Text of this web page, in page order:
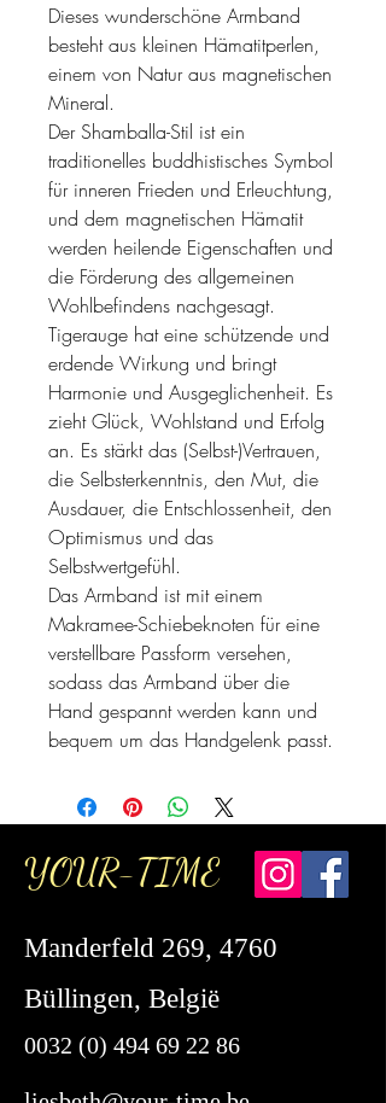
Dieses wunderschöne Armband
besteht aus kleinen Hämatitperlen,
einem von Natur aus magnetischen
Mineral.
Der Shamballa-Stil ist ein
traditionelles buddhistisches Symbol
für inneren Frieden und Erleuchtung,
und dem magnetischen Hämatit
werden heilende Eigenschaften und
die Förderung des allgemeinen
Wohlbefindens nachgesagt.
Tigerauge hat eine schützende und
erdende Wirkung und bringt
Harmonie und Ausgeglichenheit. Es
zieht Glück, Wohlstand und Erfolg
an. Es stärkt das (Selbst-)Vertrauen,
die Selbsterkenntnis, den Mut, die
Ausdauer, die Entschlossenheit, den
Optimismus und das
Selbstwertgefühl.
Das Armband ist mit einem
Makramee-Schiebeknoten für eine
verstellbare Passform versehen,
sodass das Armband über die
Hand gespannt werden kann und
bequem um das Handgelenk passt.
YOUR-TIME
0032 (0) 494 69 22 86
Manderfeld 269, 4760
Büllingen, België